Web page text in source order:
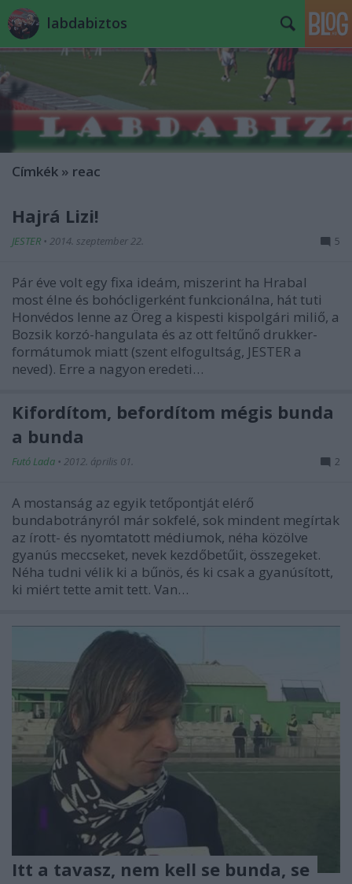
labdabiztos
Címkék » reac
Hajrá Lizi!
JESTER • 2014. szeptember 22. 5
Pár éve volt egy fixa ideám, miszerint ha Hrabal
most élne és bohócligerként funkcionálna, hát tuti
Honvédos lenne az Öreg a kispesti kispolgári miliő, a
Bozsik korzó-hangulata és az ott feltűnő drukker-
formátumok miatt (szent elfogultság, JESTER a
neved). Erre a nagyon eredeti…
Kifordítom, befordítom mégis bunda
a bunda
Futó Lada • 2012. április 01. 2
A mostanság az egyik tetőpontját elérő
bundabotrányról már sokfelé, sok mindent megírtak
az írott- és nyomtatott médiumok, néha közölve
gyanús meccseket, nevek kezdőbetűit, összegeket.
Néha tudni vélik ki a bűnös, és ki csak a gyanúsított,
ki miért tette amit tett. Van…
Itt a tavasz, nem kell se bunda, se